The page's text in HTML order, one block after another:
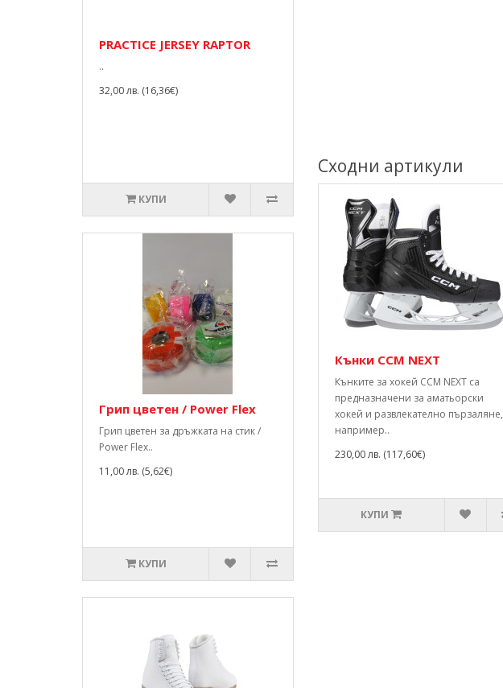
PRACTICE JERSEY RAPTOR
..
32,00 лв. (16,36€)
КУПИ
Грип цветен / Power Flex
Грип цветен за дръжката на стик /
Power Flex..
11,00 лв. (5,62€)
КУПИ
Сходни артикули
Кънки CCM NEXT
Кънките за хокей CCM NEXT са
предназначени за аматьорски
хокей и развлекателно пързаляне,
например..
230,00 лв. (117,60€)
КУПИ